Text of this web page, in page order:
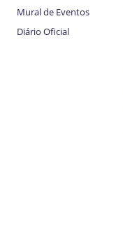
Mural de Eventos
Diário Oficial